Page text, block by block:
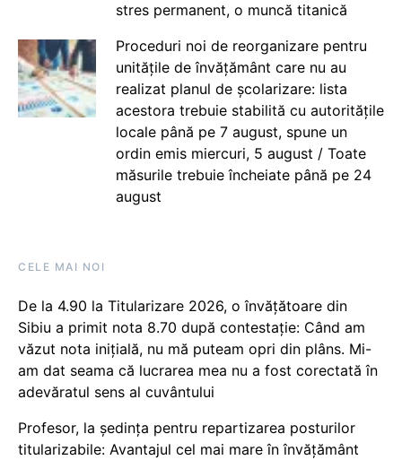
stres permanent, o muncă titanică
Proceduri noi de reorganizare pentru
unitățile de învățământ care nu au
realizat planul de școlarizare: lista
acestora trebuie stabilită cu autoritățile
locale până pe 7 august, spune un
ordin emis miercuri, 5 august / Toate
măsurile trebuie încheiate până pe 24
august
CELE MAI NOI
De la 4.90 la Titularizare 2026, o învățătoare din
Sibiu a primit nota 8.70 după contestație: Când am
văzut nota inițială, nu mă puteam opri din plâns. Mi-
am dat seama că lucrarea mea nu a fost corectată în
adevăratul sens al cuvântului
Profesor, la ședința pentru repartizarea posturilor
titularizabile: Avantajul cel mai mare în învățământ